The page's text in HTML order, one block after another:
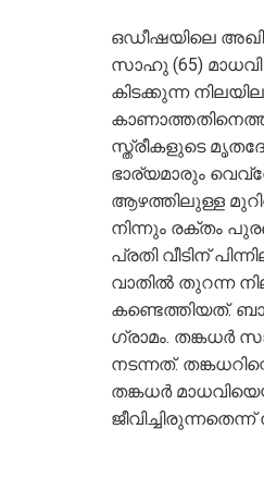
ഒഡീഷയിലെ
സാഹു (65)
കിടക്കുന്ന
സ്ത്രീകളുടെ
ഭാര്യമാരും
ആഴത്തിലുള്ള
നിന്നും രക്തം
പ്രതി വീടിന്
വാതില്‍ തുറന്ന
കണ്ടെത്തിയത്.
ഗ്രാമം. തങ്കധര്‍
നടന്നത്.
തങ്കധര്‍